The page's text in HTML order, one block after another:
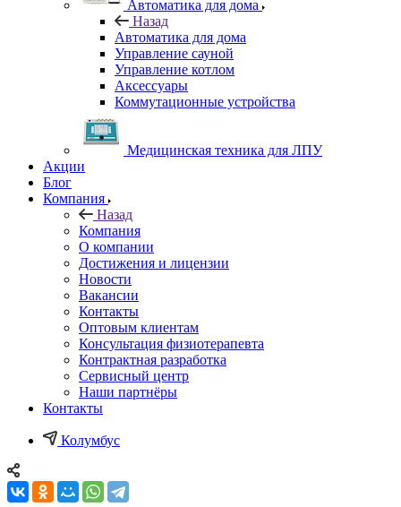
Автоматика для дома
Назад
Автоматика для дома
Управление сауной
Управление котлом
Аксессуары
Коммутационные устройства
Медицинская техника для ЛПУ
Акции
Блог
Компания
Назад
Компания
О компании
Достижения и лицензии
Новости
Вакансии
Контакты
Оптовым клиентам
Консультация физиотерапевта
Контрактная разработка
Сервисный центр
Наши партнёры
Контакты
Колумбус